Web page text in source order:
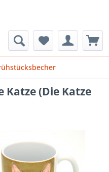
Katze (Die Katze